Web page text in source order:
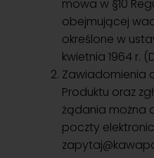
mowa w §10
obejmującej
określone w
kwietnia 1964 r.
Zawiadomienia
Produktu oraz
żądania można
poczty